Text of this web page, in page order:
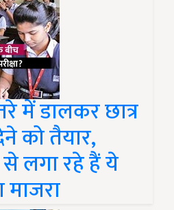
में डालकर छात्र
को तैयार,
लगा रहे हैं ये
माजरा